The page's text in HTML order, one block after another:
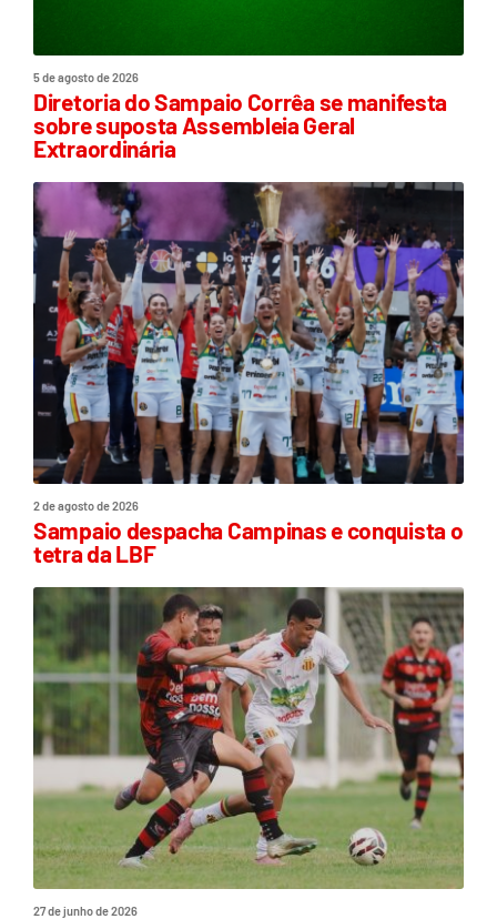
5 de agosto de 2026
Diretoria do Sampaio Corrêa se manifesta
sobre suposta Assembleia Geral
Extraordinária
2 de agosto de 2026
Sampaio despacha Campinas e conquista o
tetra da LBF
27 de junho de 2026